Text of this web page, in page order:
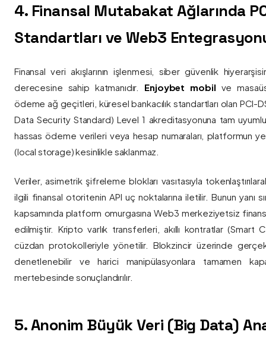
4. Finansal Mutabakat Ağlarında
Standartları ve Web3
Finansal veri akışlarının işlenmesi, siber güvenlik
derecesine sahip katmanıdır. Enjoybet mobil ve
ödeme ağ geçitleri, küresel bankacılık standartları olan PCI-
Data Security Standard) Level 1 akreditasyonuna tam
hassas ödeme verileri veya hesap numaraları, platformun
(local storage) kesinlikle saklanmaz.
Veriler, asimetrik şifreleme blokları vasıtasıyla
ilgili finansal otoritenin API uç noktalarına iletilir. Bunun yanı
kapsamında platform omurgasına Web3 merkeziyetsiz
edilmiştir. Kripto varlık transferleri, akıllı kontratlar (Smart
cüzdan protokolleriyle yönetilir. Blokzincir üzerinde
denetlenebilir ve harici manipülasyonlara tamamen
mertebesinde sonuçlandırılır.
5. Anonim Büyük Veri (Big Data)